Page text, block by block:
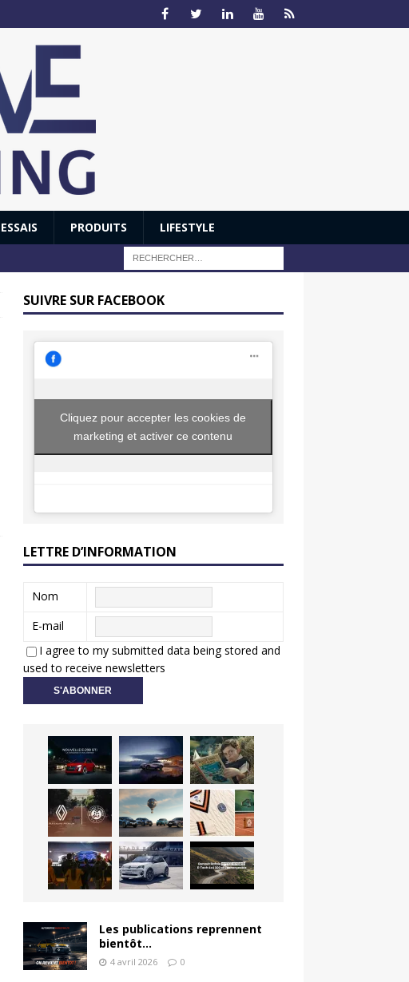
ESSAIS PRODUITS LIFESTYLE
SUIVRE SUR FACEBOOK
Cliquez pour accepter les cookies de
marketing et activer ce contenu
LETTRE D’INFORMATION
Nom
E-mail
I agree to my submitted data being stored and
used to receive newsletters
Les publications reprennent
bientôt…
4 avril 2026 0